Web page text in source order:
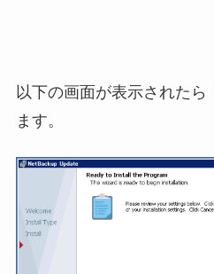
以下の画面が表示されたら
ます。